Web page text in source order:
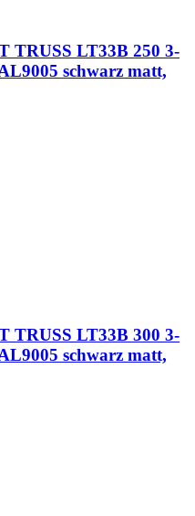
TRUSS LT33B 250 3-
schwarz matt,
TRUSS LT33B 300 3-
schwarz matt,